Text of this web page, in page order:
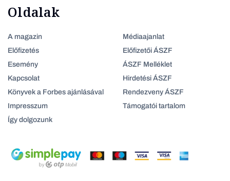
Oldalak
A magazin
Előfizetés
Esemény
Kapcsolat
Könyvek a Forbes ajánlásával
Impresszum
Így dolgozunk
Médiaajanlat
Előfizetői ÁSZF
ÁSZF Melléklet
Hirdetési ÁSZF
Rendezveny ÁSZF
Támogatói tartalom